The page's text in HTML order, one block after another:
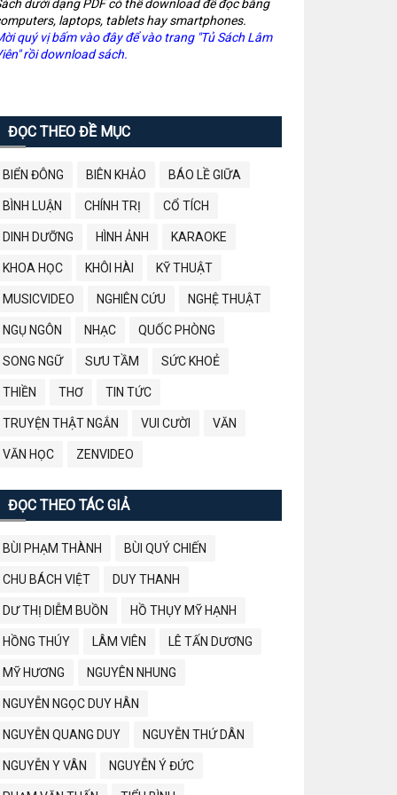
dưới dạng PDF có thể download để đọc bằng
laptops, tablets hay smartphones.
quý vị bấm vào đây để vào trang "Tủ Sách Lâm
rồi download sách.
ĐỌC THEO ĐỀ MỤC
BIỂN ĐÔNG BIÊN KHẢO BÁO LỀ GIỮA
BÌNH LUẬN CHÍNH TRỊ CỔ TÍCH
DINH DƯỠNG HÌNH ẢNH KARAOKE
KHOA HỌC KHÔI HÀI KỸ THUẬT
MUSICVIDEO NGHIÊN CỨU NGHỆ THUẬT
NGỤ NGÔN NHẠC QUỐC PHÒNG
SONG NGỮ SƯU TẦM SỨC KHOẺ
THIỀN THƠ TIN TỨC
TRUYỆN THẬT NGẮN VUI CƯỜI VĂN
VĂN HỌC ZENVIDEO
ĐỌC THEO TÁC GIẢ
BÙI PHẠM THÀNH BÙI QUÝ CHIẾN
CHU BÁCH VIỆT DUY THANH
DƯ THỊ DIỄM BUỒN HỒ THỤY MỸ HẠNH
HỒNG THÚY LÂM VIÊN LÊ TẤN DƯƠNG
MỸ HƯƠNG NGUYÊN NHUNG
NGUYỄN NGỌC DUY HÂN
NGUYỄN QUANG DUY NGUYỄN THỨ DÂN
NGUYỄN Y VÂN NGUYỄN Ý ĐỨC